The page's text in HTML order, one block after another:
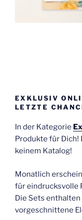
EXKLUSIV
LETZTE
In der Kategorie
Produkte für Dich!
keinem Katalog!
Monatlich
für eindrucksvolle
Die Sets
vorgeschnittene